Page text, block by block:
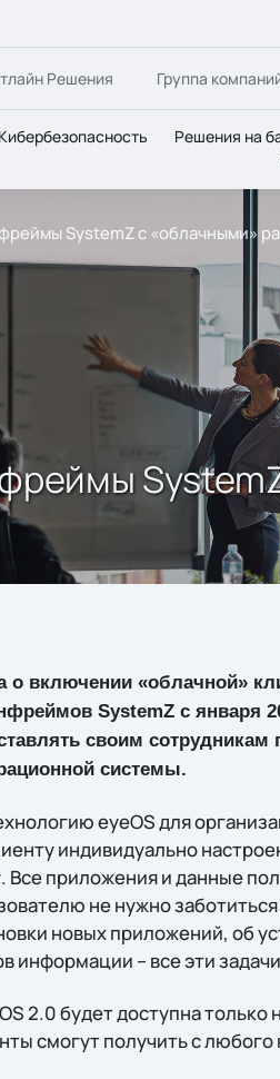
Решения Группа
Кибербезопасность Решения на
SystemZ с «облачными»
о включении «облачной»
SystemZ с января
своим
системы.
eyeOS для
индивидуально
Все приложения и данные
не нужно
новых приложений, об
– все эти
2.0 будет доступна
смогут получить с